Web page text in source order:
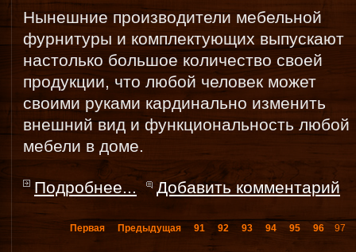
Нынешние производители мебельной
фурнитуры и комплектующих выпускают
настолько большое количество своей
продукции, что любой человек может
своими руками кардинально изменить
внешний вид и функциональность любой
мебели в доме.
Подробнее... Добавить комментарий
Первая Предыдущая 91 92 93 94 95 96 97